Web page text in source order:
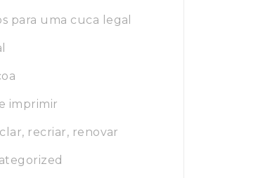
para uma cuca legal
imprimir
recriar, renovar